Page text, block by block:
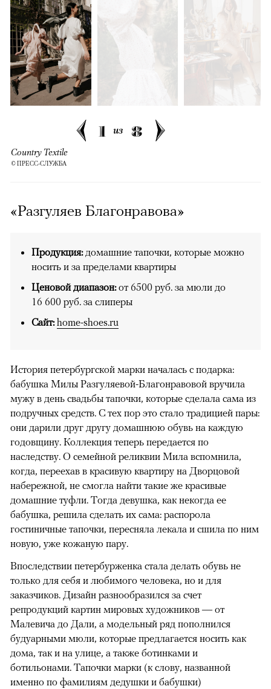
1 из 8
Country Textile
© ПРЕСС-СЛУЖБА
«Разгуляев Благонравова»
Продукция:домашние тапочки, которые можно
носить и за пределами квартиры
Ценовой диапазон:от 6500 руб. за мюли до
16 600 pуб. за слиперы
Сайт:home-shoes.ru
История петербургской марки началась с подарка:
бабушка Милы Разгуляевой-Благонравовой вручила
мужу в день свадьбы тапочки, которые сделала сама из
подручных средств. С тех пор это стало традицией пары:
они дарили друг другу домашнюю обувь на каждую
годовщину. Коллекция теперь передается по
наследству. О семейной реликвии Мила вспомнила,
когда, переехав в красивую квартиру на Дворцовой
набережной, не смогла найти такие же красивые
домашние туфли. Тогда девушка, как некогда ее
бабушка, решила сделать их сама: распорола
гостиничные тапочки, пересняла лекала и сшила по ним
новую, уже кожаную пару.
Впоследствии петербурженка стала делать обувь не
только для себя и любимого человека, но и для
заказчиков. Дизайн разнообразился за счет
репродукций картин мировых художников — от
Малевича до Дали, а модельный ряд пополнился
будуарными мюли, которые предлагается носить как
дома, так и на улице, а также ботинками и
ботильонами. Тапочки марки (к слову, названной
именно по фамилиям дедушки и бабушки)